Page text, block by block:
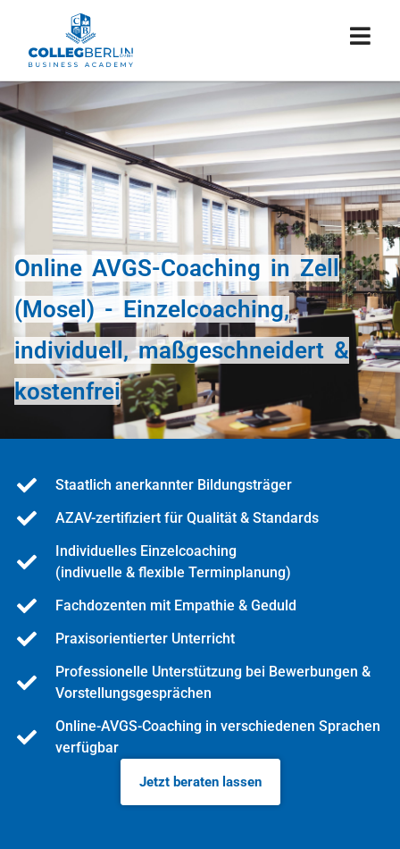
Online AVGS-Coaching in Zell
(Mosel) - Einzelcoaching,
individuell, maßgeschneidert &
kostenfrei
Staatlich anerkannter Bildungsträger
AZAV-zertifiziert für Qualität & Standards
Individuelles Einzelcoaching
(indivuelle & flexible Terminplanung)
Fachdozenten mit Empathie & Geduld
Praxisorientierter Unterricht
Professionelle Unterstützung bei Bewerbungen &
Vorstellungsgesprächen
Online-AVGS-Coaching in verschiedenen Sprachen
verfügbar
Jetzt beraten lassen